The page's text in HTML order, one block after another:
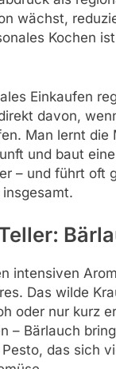
wächst,
Kochen
Einkaufen
davon,
Man lernt
und baut
– und führt oft
intensiven
Das wilde
oder nur kurz
– Bärlauch
das sich